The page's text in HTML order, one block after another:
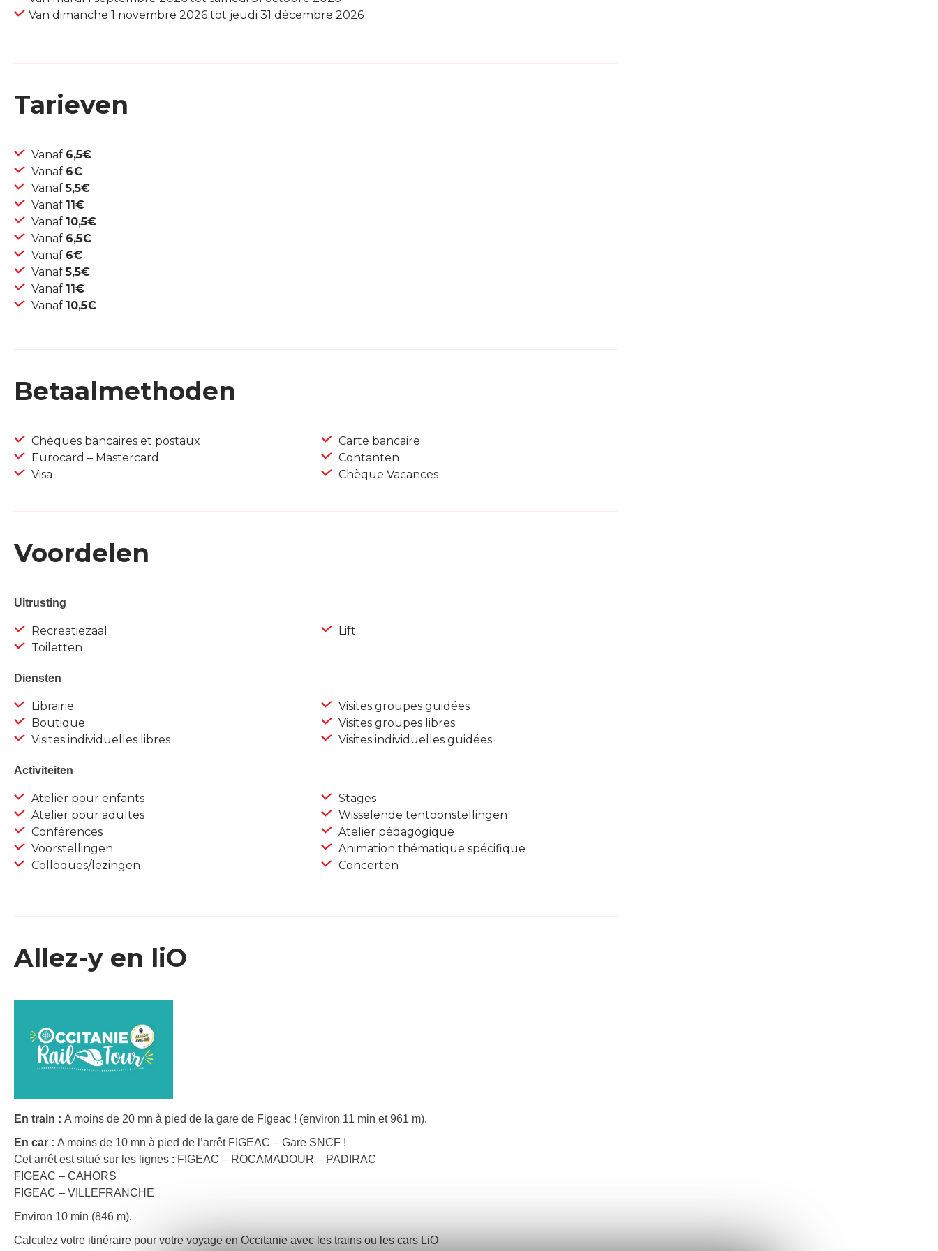
Van dimanche 1 novembre 2026 tot jeudi 31 décembre 2026
Tarieven
Vanaf 6,5€
Vanaf 6€
Vanaf5,5€
Vanaf 11€
Vanaf 10,5€
Vanaf 6,5€
Vanaf 6€
Vanaf5,5€
Vanaf 11€
Vanaf 10,5€
Betaalmethoden
Chèques bancaires et postaux
Eurocard – Mastercard
Visa
Carte bancaire
Contanten
Chèque Vacances
Voordelen
Uitrusting
Recreatiezaal
Toiletten
Lift
Diensten
Librairie
Boutique
Visites individuelles libres
Visites groupes guidées
Visites groupes libres
Visites individuelles guidées
Activiteiten
Atelier pour enfants
Atelier pour adultes
Conférences
Voorstellingen
Colloques/lezingen
Stages
Wisselende tentoonstellingen
Atelier pédagogique
Animation thématique spécifique
Concerten
Allez-y en liO
En train : A moins de 20 mn à pied de la gare de Figeac ! (environ 11 min et 961 m).
En car : A moins de 10 mn à pied de l’arrêt FIGEAC – Gare SNCF !
Cet arrêt est situé sur les lignes : FIGEAC – ROCAMADOUR – PADIRAC
FIGEAC – CAHORS
FIGEAC – VILLEFRANCHE
Environ 10 min (846 m).
Calculez votre itinéraire pour votre voyage en Occitanie avec les trains ou les cars LiO